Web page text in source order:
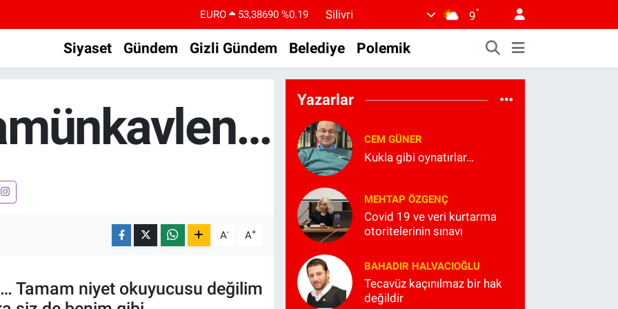
STERLİN
61,60380 %0.18
G.ALTIN
6862,09000
%0.19
14.598,00 %0
BITCOIN
%-1.82
DOLAR
%0.02
Silivri 9°
Siyaset Gündem Gizli Gündem Belediye Polemik
A- A+
Tamam niyet okuyucusu değilim
Yazarlar
CEM GÜNER
Kukla gibi oynatırlar…
MEHTAP ÖZGENÇ
Covid 19 ve veri kurtarma
otoritelerinin sınavı
BAHADIR HALVACIOĞLU
Tecavüz kaçınılmaz bir hak
değildir